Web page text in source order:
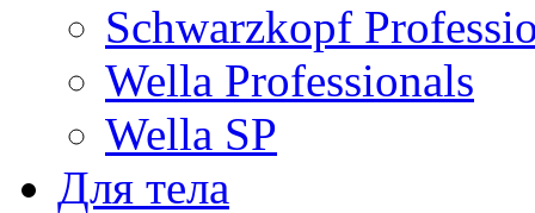
Schwarzkopf
Wella Professionals
Wella SP
Для тела